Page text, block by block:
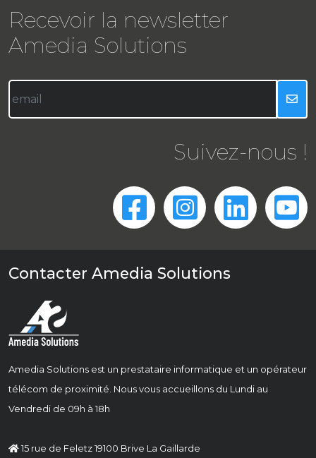
Recevoir la newsletter
Amedia Solutions
Suivez-nous !
Contacter Amedia Solutions
Amedia Solutions est un prestataire informatique et un opérateur
télécom de proximité. Nous vous accueillons du Lundi au
Vendredi de 09h à 18h
15 rue de Feletz 19100 Brive La Gaillarde